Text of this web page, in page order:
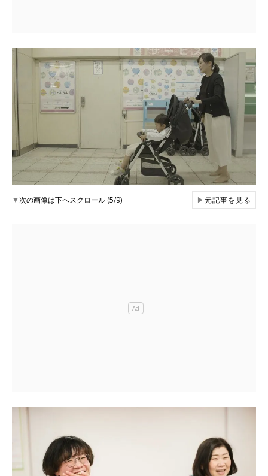
▼次の画像は下へスクロール (5/9) ▶元記事を見る